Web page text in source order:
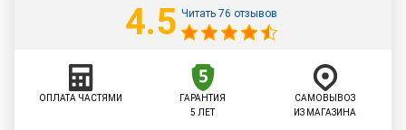
4.5 Читать 76 отзывов
ОПЛАТА ЧАСТЯМИ
ГАРАНТИЯ
5 ЛЕТ
САМОВЫВОЗ
ИЗ МАГАЗИНА